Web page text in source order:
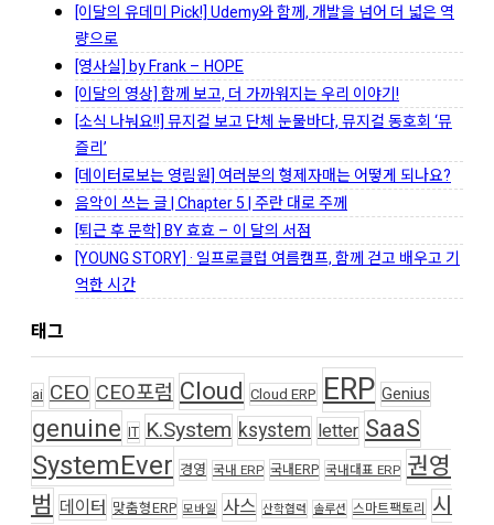
[이달의 유데미 Pick!] Udemy와 함께, 개발을 넘어 더 넓은 역
량으로
[영사실] by Frank – HOPE
[이달의 영상] 함께 보고, 더 가까워지는 우리 이야기!
[소식 나눠요!!] 뮤지컬 보고 단체 눈물바다, 뮤지컬 동호회 ‘뮤
즐리’
[데이터로보는 영림원] 여러분의 형제자매는 어떻게 되나요?
음악이 쓰는 글 | Chapter 5 | 주란 대로 주께
[퇴근 후 문학] BY 효효 – 이 달의 서점
[YOUNG STORY] · 일프로클럽 여름캠프, 함께 걷고 배우고 기
억한 시간
태그
ai CEO CEO포럼 Cloud Cloud ERP ERP Genius
genuine IT K.System ksystem letter SaaS
SystemEver 경영 국내 ERP 국내ERP 국내대표 ERP 권영
범 데이터 맞춤형ERP 모바일 사스 산학협력 솔루션 스마트팩토리 시